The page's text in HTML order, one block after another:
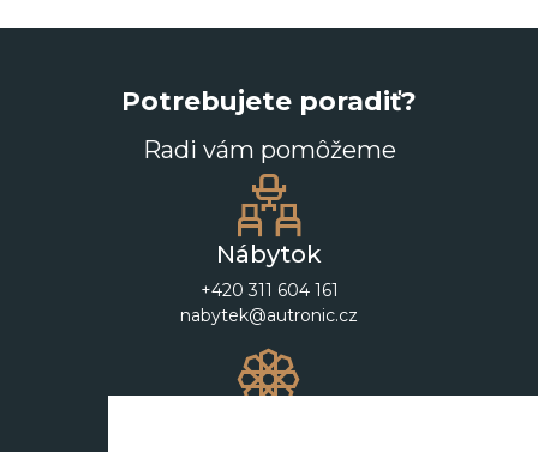
Potrebujete poradiť?
Radi vám pomôžeme
Nábytok
+420 311 604 161
nabytek@autronic.cz